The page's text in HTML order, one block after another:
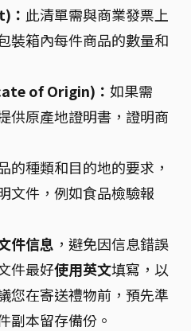
： 此清單需與商業發票上
裝箱內每件商品的數量和
of Origin)： 如果需
供原產地證明書，證明商
的種類和目的地的要求，
文件，例如食品檢驗報
件信息 ，避免因信息錯誤
件最好使用英文填寫，以
您在寄送禮物前，預先準
副本留存備份。